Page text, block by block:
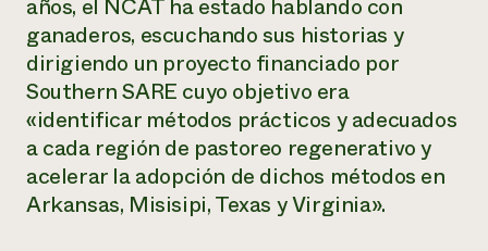
años, el NCAT ha estado hablando con
ganaderos, escuchando sus historias y
dirigiendo un proyecto financiado por
Southern SARE cuyo objetivo era
«identificar métodos prácticos y adecuados
a cada región de pastoreo regenerativo y
acelerar la adopción de dichos métodos en
Arkansas, Misisipi, Texas y Virginia».